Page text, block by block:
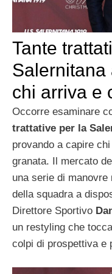
Tante
Salernitana
chi arriva e
Occorre esaminare
trattative per la
provando a capire
granata. Il mercato
una serie di manovre
della squadra a
Direttore Sportivo
un restyling che
colpi di prospettiva e